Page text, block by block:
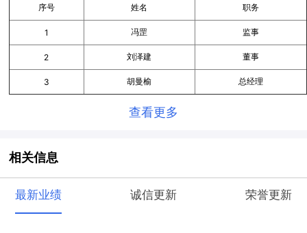
序号 姓名 职务
1 冯罡 监事
2 刘泽建 董事
3 胡曼榆 总经理
查看更多
相关信息
最新业绩 诚信更新 荣誉更新